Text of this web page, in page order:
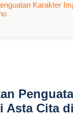
Karakter
Asta Cita